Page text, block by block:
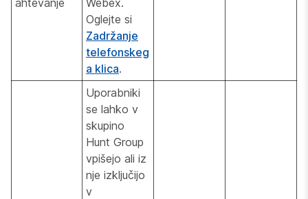
Oglejte si
Zadržanje
telefonskeg
a klica.
Uporabniki
se lahko v
skupino
Hunt Group
vpišejo ali iz
nje izključijo
v